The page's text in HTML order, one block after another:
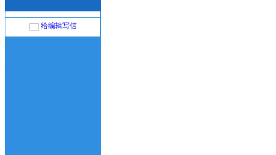
给编辑写信